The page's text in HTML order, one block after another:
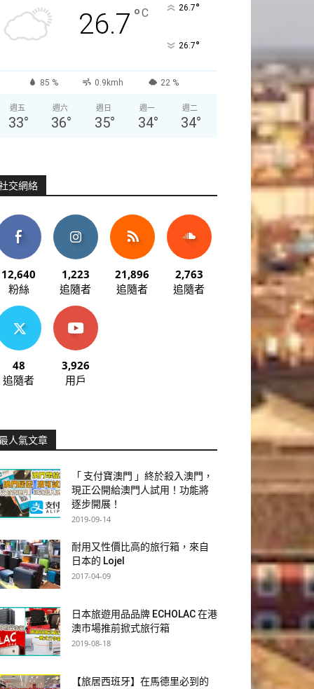
26.7 °C 26.7°
26.7°
85 % 0.9kmh 22 %
週五
33°
週六
36°
週日
35°
週一
34°
週二
34°
交網絡
12,640
粉絲
1,223
追隨者
21,896
追隨者
2,763
追隨者
48
追隨者
3,926
用戶
人氣文章
「 支付寶澳門 」終於殺入澳門，
現正公開給澳門人試用！功能將
逐步開展！
2019-09-14
耐用又性價比高的旅行箱，來自
日本的 Lojel
2017-04-09
日本旅遊用品品牌 ECHOLAC 在港
澳市場推前掀式旅行箱
2019-08-18
【旅居西班牙】在馬德里必到的